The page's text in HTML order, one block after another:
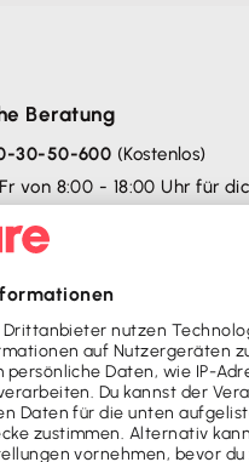
Beratung
30-50-600 (Kostenlos)
von 8:00 - 18:00 Uhr für